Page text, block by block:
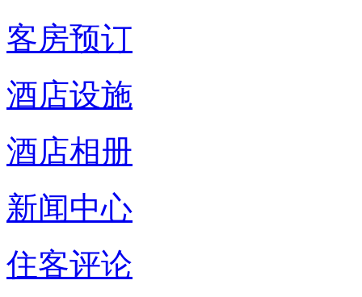
客房预订
酒店设施
酒店相册
新闻中心
住客评论